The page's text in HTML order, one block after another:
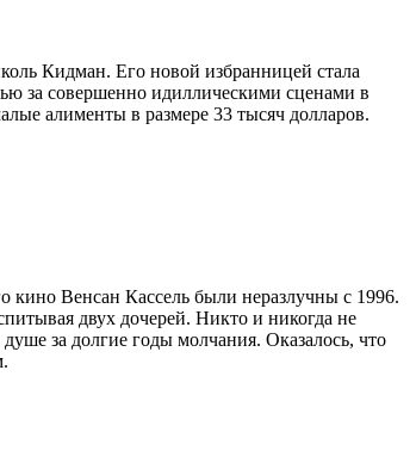
Кидман. Его новой избранницей стала
за совершенно идиллическими сценами в
алименты в размере 33 тысяч долларов.
кино Венсан Кассель были неразлучны с 1996.
двух дочерей. Никто и никогда не
за долгие годы молчания. Оказалось, что